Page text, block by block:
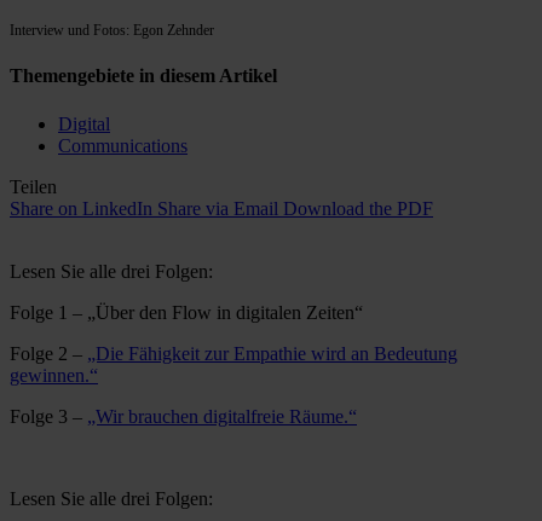
Interview und Fotos: Egon Zehnder
Themengebiete in diesem Artikel
Digital
Communications
Teilen
Share on LinkedIn Share via Email Download the PDF
Lesen Sie alle drei Folgen:
Folge 1 – „Über den Flow in digitalen Zeiten“
Folge 2 – „Die Fähigkeit zur Empathie wird an Bedeutung
gewinnen.“
Folge 3 – „Wir brauchen digitalfreie Räume.“
Lesen Sie alle drei Folgen: